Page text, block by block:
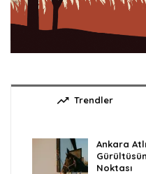
trending_up Trendler
Ankara
Noktası